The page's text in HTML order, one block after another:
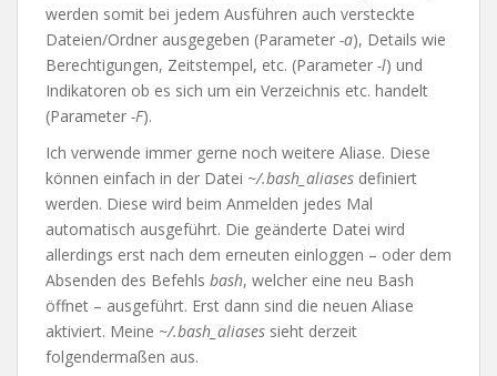
werden somit bei jedem Ausführen auch versteckte
Dateien/Ordner ausgegeben (Parameter -a), Details wie
Berechtigungen, Zeitstempel, etc. (Parameter -l) und
Indikatoren ob es sich um ein Verzeichnis etc. handelt
(Parameter -F).
Ich verwende immer gerne noch weitere Aliase. Diese
können einfach in der Datei ~/.bash_aliases definiert
werden. Diese wird beim Anmelden jedes Mal
automatisch ausgeführt. Die geänderte Datei wird
allerdings erst nach dem erneuten einloggen – oder dem
Absenden des Befehls bash, welcher eine neu Bash
öffnet – ausgeführt. Erst dann sind die neuen Aliase
aktiviert. Meine ~/.bash_aliases sieht derzeit
folgendermaßen aus.